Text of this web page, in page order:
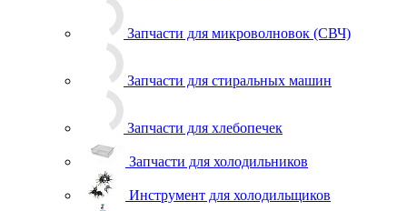
Запчасти для хлебопечек
Запчасти для холодильников
Запчасти для игровых приставок